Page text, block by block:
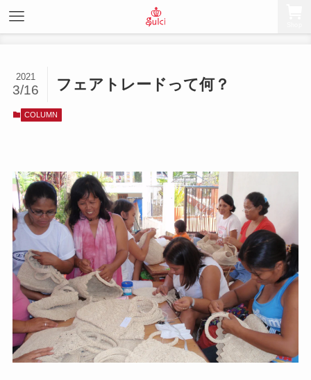
フェアトレードって何？
2021
3/16
COLUMN